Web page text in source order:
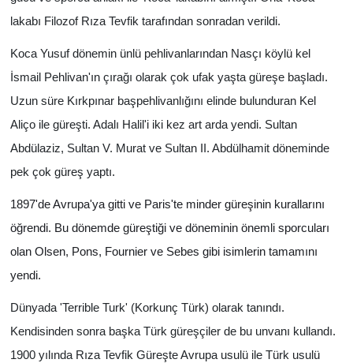
lakabı Filozof Rıza Tevfik tarafından sonradan verildi.
Koca Yusuf dönemin ünlü pehlivanlarından Nasçı köylü kel
İsmail Pehlivan'ın çırağı olarak çok ufak yaşta güreşe başladı.
Uzun süre Kırkpınar başpehlivanlığını elinde bulunduran Kel
Aliço ile güreşti. Adalı Halil'i iki kez art arda yendi. Sultan
Abdülaziz, Sultan V. Murat ve Sultan II. Abdülhamit döneminde
pek çok güreş yaptı.
1897'de Avrupa'ya gitti ve Paris'te minder güreşinin kurallarını
öğrendi. Bu dönemde güreştiği ve döneminin önemli sporcuları
olan Olsen, Pons, Fournier ve Sebes gibi isimlerin tamamını
yendi.
Dünyada 'Terrible Turk' (Korkunç Türk) olarak tanındı.
Kendisinden sonra başka Türk güreşçiler de bu unvanı kullandı.
1900 yılında Rıza Tevfik Güreşte Avrupa usulü ile Türk usulü